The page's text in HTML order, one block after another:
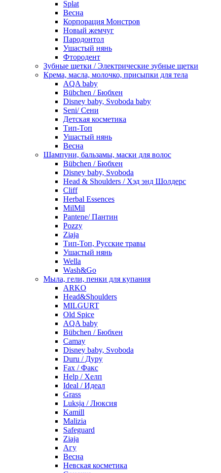
Splat
Весна
Корпорация Монстров
Новый жемчуг
Пародонтол
Ушастый нянь
Фтородент
Зубные щетки / Электрические зубные щетки
Крема, масла, молочко, присыпки для тела
AQA baby
Bübchen / Бюбхен
Disney baby, Svoboda baby
Seni/ Сени
Детская косметика
Тип-Топ
Ушастый нянь
Весна
Шампуни, бальзамы, маски для волос
Bübchen / Бюбхен
Disney baby, Svoboda
Head & Shoulders / Хэд энд Шолдерс
Cliff
Herbal Essences
MilMil
Pantene/ Пантин
Pozzy
Ziaja
Тип-Топ, Русские травы
Ушастый нянь
Wella
Wash&Go
Мыла, гели, пенки для купания
ARKO
Head&Shoulders
MILGURT
Old Spice
AQA baby
Bübchen / Бюбхен
Camay
Disney baby, Svoboda
Duru / Дуру
Fax / Факс
Help / Хелп
Ideal / Идеал
Grass
Luksja / Люксия
Kamill
Malizia
Safeguard
Ziaja
Агу
Весна
Невская косметика